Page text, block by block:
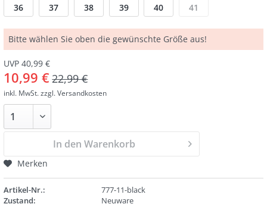
36
37 38 39 40 41
Bitte wählen Sie oben die gewünschte Größe aus!
UVP 40,99 €
10,99 € 22,99 €
inkl. MwSt.zzgl. Versandkosten
In den Warenkorb
Merken
Artikel-Nr.:
777-11-black
Zustand:
Neuware